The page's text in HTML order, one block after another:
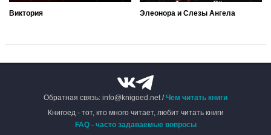
Виктория Элеонора и Слезы Ангела
Обратная связь: info@knigoed.net /Чем читать книги
Книгоед - тот, кто много читает, любит читать книги
FAQ - часто задаваемые вопросы